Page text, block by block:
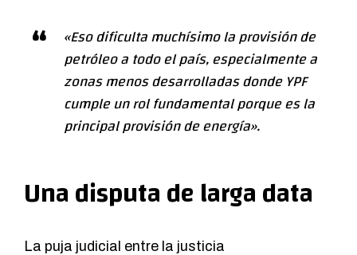
«Eso dificulta muchísimo la provisión de
petróleo a todo el país, especialmente a
zonas menos desarrolladas donde YPF
cumple un rol fundamental porque es la
principal provisión de energía».
Una disputa de larga data
La puja judicial entre la justicia